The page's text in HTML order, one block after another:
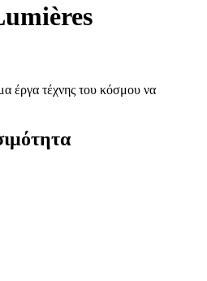
έργα τέχνης του κόσμου να